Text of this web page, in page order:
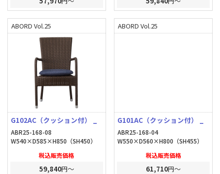
ABORD Vol.25
G102AC（クッション付） _
ABR25-168-08
W540×D585×H850（SH450）
税込販売価格
59,840円～
ABORD Vol.25
G101AC（クッション付） _
ABR25-168-04
W550×D560×H800（SH455）
税込販売価格
61,710円～